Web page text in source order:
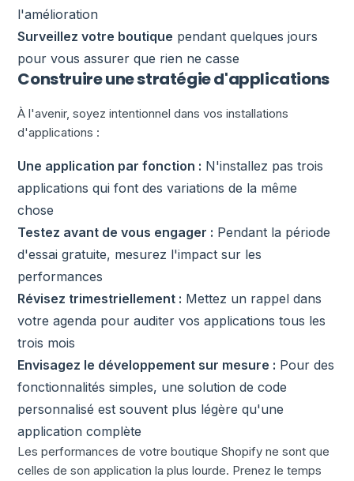
l'amélioration
Surveillez votre boutique pendant quelques jours
pour vous assurer que rien ne casse
Construire une stratégie d'applications
À l'avenir, soyez intentionnel dans vos installations
d'applications :
Une application par fonction : N'installez pas trois
applications qui font des variations de la même
chose
Testez avant de vous engager : Pendant la période
d'essai gratuite, mesurez l'impact sur les
performances
Révisez trimestriellement : Mettez un rappel dans
votre agenda pour auditer vos applications tous les
trois mois
Envisagez le développement sur mesure : Pour des
fonctionnalités simples, une solution de code
personnalisé est souvent plus légère qu'une
application complète
Les performances de votre boutique Shopify ne sont que
celles de son application la plus lourde. Prenez le temps